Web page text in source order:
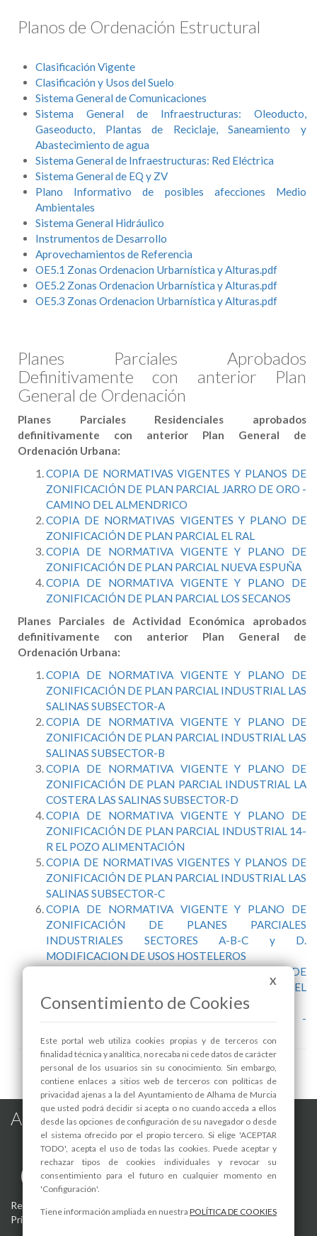
Planos de Ordenación Estructural
Clasificación Vigente
Clasificación y Usos del Suelo
Sistema General de Comunicaciones
Sistema General de Infraestructuras: Oleoducto,
Gaseoducto, Plantas de Reciclaje, Saneamiento y
Abastecimiento de agua
Sistema General de Infraestructuras: Red Eléctrica
Sistema General de EQ y ZV
Plano Informativo de posibles afecciones Medio
Ambientales
Sistema General Hidráulico
Instrumentos de Desarrollo
Aprovechamientos de Referencia
OE5.1 Zonas Ordenacion Urbarnística y Alturas.pdf
OE5.2 Zonas Ordenacion Urbarnística y Alturas.pdf
OE5.3 Zonas Ordenacion Urbarnística y Alturas.pdf
Planes Parciales Aprobados
Definitivamente con anterior Plan
General de Ordenación
Planes Parciales Residenciales aprobados
definitivamente con anterior Plan General de
Ordenación Urbana:
COPIA DE NORMATIVAS VIGENTES Y PLANOS DE
ZONIFICACIÓN DE PLAN PARCIAL JARRO DE ORO -
CAMINO DEL ALMENDRICO
COPIA DE NORMATIVAS VIGENTES Y PLANO DE
ZONIFICACIÓN DE PLAN PARCIAL EL RAL
COPIA DE NORMATIVA VIGENTE Y PLANO DE
ZONIFICACIÓN DE PLAN PARCIAL NUEVA ESPUÑA
COPIA DE NORMATIVA VIGENTE Y PLANO DE
ZONIFICACIÓN DE PLAN PARCIAL LOS SECANOS
Planes Parciales de Actividad Económica aprobados
definitivamente con anterior Plan General de
Ordenación Urbana:
COPIA DE NORMATIVA VIGENTE Y PLANO DE
ZONIFICACIÓN DE PLAN PARCIAL INDUSTRIAL LAS
SALINAS SUBSECTOR-A
COPIA DE NORMATIVA VIGENTE Y PLANO DE
ZONIFICACIÓN DE PLAN PARCIAL INDUSTRIAL LAS
SALINAS SUBSECTOR-B
COPIA DE NORMATIVA VIGENTE Y PLANO DE
ZONIFICACIÓN DE PLAN PARCIAL INDUSTRIAL LA
COSTERA LAS SALINAS SUBSECTOR-D
COPIA DE NORMATIVA VIGENTE Y PLANO DE
ZONIFICACIÓN DE PLAN PARCIAL INDUSTRIAL 14-
R EL POZO ALIMENTACIÓN
COPIA DE NORMATIVAS VIGENTES Y PLANOS DE
ZONIFICACIÓN DE PLAN PARCIAL INDUSTRIAL LAS
SALINAS SUBSECTOR-C
COPIA DE NORMATIVA VIGENTE Y PLANO DE
ZONIFICACIÓN DE PLANES PARCIALES
INDUSTRIALES SECTORES A-B-C y D.
MODIFICACION DE USOS HOSTELEROS
COPIA DE NORMATIVA VIGENTE Y PLANO DE
ZONIFICACIÓN DE PLAN PARCIAL INDUSTRIAL EL
VALLE LAS SALINAS
PLAN PARCIAL INDUSTRIAL EL VALLE -
Alhama de Murcia en las Redes
Registro de actividades de tratamiento Aviso Legal
Privacidad
Política de Cookies
X
Consentimiento de Cookies
Este portal web utiliza cookies propias y de terceros con
finalidad técnica y analítica, no recaba ni cede datos de carácter
personal de los usuarios sin su conocimiento. Sin embargo,
contiene enlaces a sitios web de terceros con políticas de
privacidad ajenas a la del Ayuntamiento de Alhama de Murcia
que usted podrá decidir si acepta o no cuando acceda a ellos
desde las opciones de configuración de su navegador o desde
el sistema ofrecido por el propio tercero. Si elige 'ACEPTAR
TODO', acepta el uso de todas las cookies. Puede aceptar y
rechazar tipos de cookies individuales y revocar su
consentimiento para el futuro en cualquier momento en
'Configuración'.
Tiene información ampliada en nuestra POLÍTICA DE COOKIES